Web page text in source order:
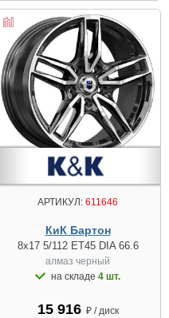
АРТИКУЛ: 611646
КиК Бартон
8x17 5/112 ET45 DIA 66.6
алмаз черный
на складе 4 шт.
15 916 ₽ / диск